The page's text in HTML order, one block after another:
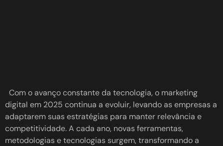
Com o avanço constante da tecnologia, o marketing
digital em 2025 continua a evoluir, levando as empresas a
adaptarem suas estratégias para manter relevância e
competitividade. A cada ano, novas ferramentas,
metodologias e tecnologias surgem, transformando a